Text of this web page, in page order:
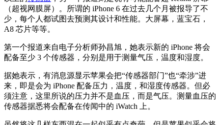
（超视网膜屏）。所谓的 iPhone 6 在过去几个月被报导了不
少，每个人都试图去预测其设计和性能。大屏幕，蓝宝石，
A8 芯片等等。
第一个报道来自电子分析师孙昌旭，她表示新的 iPhone 将会
配备至少 3 个传感器，分别是用于测量气压，温度和湿度。
据她表示，有消息源显示苹果会把“传感器部门”也“牵涉”进
来，即是会为 iPhone 配备压力，温度，和湿度传感器。但必
须注意，这里所说的压力并不是血压，而是气压。测量血压的
传感器据悉将会配备在传闻中的 iWatch 上。